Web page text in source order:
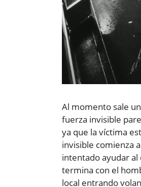
Al momento sale
fuerza invisible
ya que la víctima
invisible comienza
intentado ayudar
termina con el
local entrando